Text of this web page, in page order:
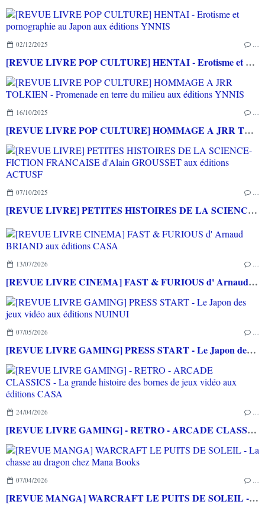
02/12/2025 …
[REVUE LIVRE POP CULTURE] HENTAI - Erotisme et pornographie au Japon aux éditions YNNIS
16/10/2025 …
[REVUE LIVRE POP CULTURE] HOMMAGE A JRR TOLKIEN - Promenade en terre du milieu aux éditions YNNIS
07/10/2025 …
[REVUE LIVRE] PETITES HISTOIRES DE LA SCIENCE-FICTION FRANCAISE d'Alain GROUSSET aux éditions ACTUSF
13/07/2026 …
[REVUE LIVRE CINEMA] FAST & FURIOUS d' Arnaud BRIAND aux éditions CASA
07/05/2026 …
[REVUE LIVRE GAMING] PRESS START - Le Japon des jeux vidéo aux éditions NUINUI
24/04/2026 …
[REVUE LIVRE GAMING] - RETRO - ARCADE CLASSICS - La grande histoire des bornes de jeux vidéo aux éditions CASA
07/04/2026 …
[REVUE MANGA] WARCRAFT LE PUITS DE SOLEIL - La chasse au dragon chez Mana Books